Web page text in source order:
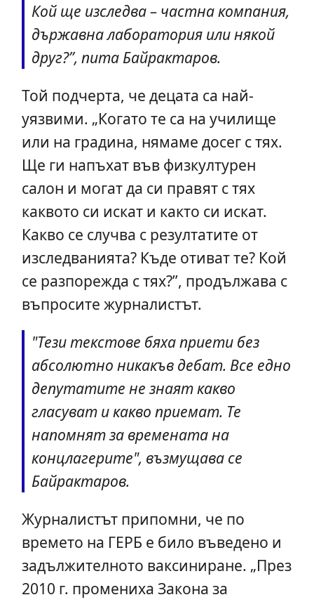
Кой ще изследва – частна компания,
държавна лаборатория или някой
друг?”, пита Байрактаров.
Той подчерта, че децата са най-
уязвими. „Когато те са на училище
или на градина, нямаме досег с тях.
Ще ги напъхат във физкултурен
салон и могат да си правят с тях
каквото си искат и както си искат.
Какво се случва с резултатите от
изследванията? Къде отиват те? Кой
се разпорежда с тях?”, продължава с
въпросите журналистът.
"Тези текстове бяха приети без
абсолютно никакъв дебат. Все едно
депутатите не знаят какво
гласуват и какво приемат. Те
напомнят за времената на
концлагерите", възмущава се
Байрактаров.
Журналистът припомни, че по
времето на ГЕРБ е било въведено и
задължителното ваксиниране. „През
2010 г. промениха Закона за